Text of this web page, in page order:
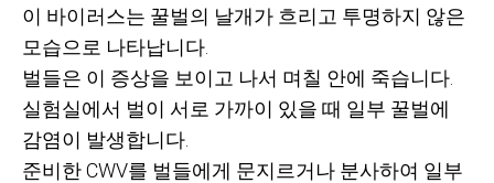
이 바이러스는 꿀벌의 날개가 흐리고 투명하지 않은
모습으로 나타납니다
벌들은 이 증상을 보이고 나서 며칠 안에 죽습니다
실험실에서 벌이 서로 가까이 있을 때 일부 꿀벌에
감염이 발생합니다
준비한CWV를 벌들에게 문지르거나 분사하여 일부